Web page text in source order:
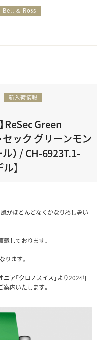
Bell ＆ Ross
新入荷情報
ReSec Green
ック グリーンモン
） / CH-6923T.1-
】
がほとんどなくかなり蒸し暑い
戴しております。
ります。
ア「クロノスイス」より2024年
内いたします。